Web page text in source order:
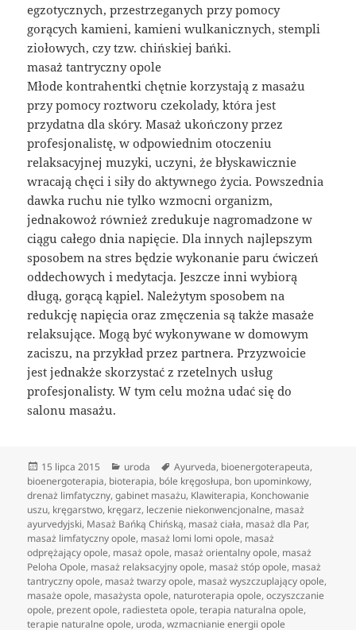
egzotycznych, przestrzeganych przy pomocy
gorących kamieni, kamieni wulkanicznych, stempli
ziołowych, czy tzw. chińskiej bańki.
masaż tantryczny opole
Młode kontrahentki chętnie korzystają z masażu
przy pomocy roztworu czekolady, która jest
przydatna dla skóry. Masaż ukończony przez
profesjonalistę, w odpowiednim otoczeniu
relaksacyjnej muzyki, uczyni, że błyskawicznie
wracają chęci i siły do aktywnego życia. Powszednia
dawka ruchu nie tylko wzmocni organizm,
jednakowoż również zredukuje nagromadzone w
ciągu całego dnia napięcie. Dla innych najlepszym
sposobem na stres będzie wykonanie paru ćwiczeń
oddechowych i medytacja. Jeszcze inni wybiorą
długą, gorącą kąpiel. Należytym sposobem na
redukcję napięcia oraz zmęczenia są także masaże
relaksujące. Mogą być wykonywane w domowym
zaciszu, na przykład przez partnera. Przyzwoicie
jest jednakże skorzystać z rzetelnych usług
profesjonalisty. W tym celu można udać się do
salonu masażu.
Data
publikacji
15 lipca 2015 Kategorie
uroda Tagi
Ayurveda, bioenergoterapeuta,
bioenergoterapia, bioterapia, bóle kręgosłupa, bon upominkowy,
drenaż limfatyczny,gabinet masażu, Klawiterapia, Konchowanie
uszu, kręgarstwo, kręgarz, leczenie niekonwencjonalne, masaż
ayurvedyjski, Masaż Bańką Chińską, masaż ciała, masaż dla Par,
masaż limfatyczny opole, masaż lomi lomi opole, masaż
odprężający opole, masaż opole, masaż orientalny opole, masaż
Peloha Opole, masaż relaksacyjny opole, masaż stóp opole, masaż
tantryczny opole, masaż twarzy opole, masaż wyszczuplający opole,
masaże opole, masażysta opole, naturoterapia opole,oczyszczanie
opole, prezent opole, radiesteta opole,terapia naturalna opole,
terapie naturalne opole, uroda,wzmacnianie energii opole